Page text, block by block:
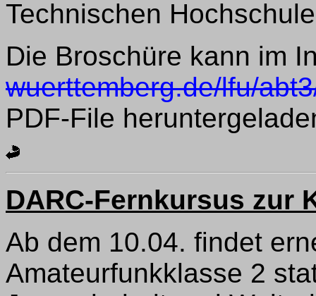
Technischen
Die Broschüre kann im
wuerttemberg.de/lfu/
PDF-File
DARC-Fernkursus zur
Ab dem 10.04. findet
Amateurfunkklasse 2